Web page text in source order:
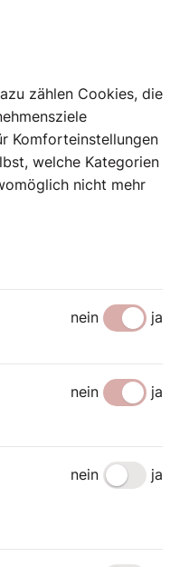
zählen Cookies, die
Komforteinstellungen
welche Kategorien
nicht mehr
nein ja
nein
ja
nein ja